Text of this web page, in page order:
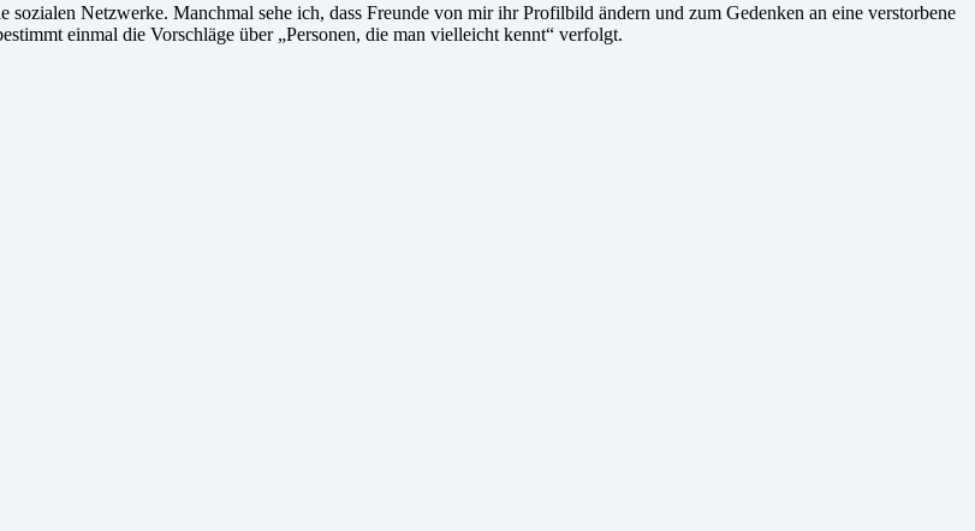
Netzwerke. Manchmal sehe ich, dass Freunde von mir ihr Profilbild ändern und zum Gedenken an eine verstorbene
einmal die Vorschläge über „Personen, die man vielleicht kennt“ verfolgt.